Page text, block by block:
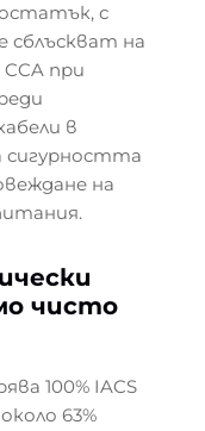
с
сблъскват на
при
в
сигурността
на
чисто
100% IACS
63%